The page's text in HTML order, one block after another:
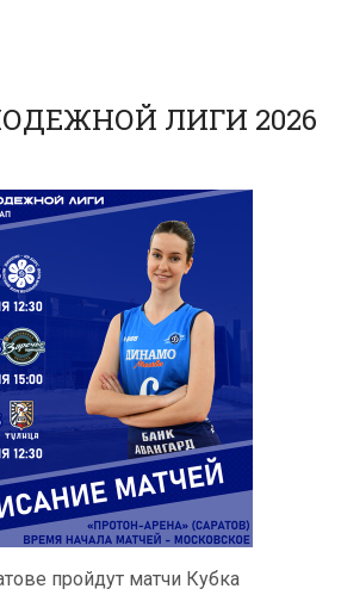
ЛИГИ 2026
пройдут матчи Кубка